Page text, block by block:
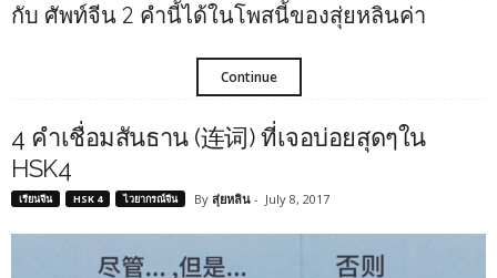
กับ ศัพท์จีน 2 คำนี้ได้ในโพสนี้ของสุ่ยหลินค่า
Continue
4 คำเชื่อมสันธาน (连词) ที่เจอบ่อยสุดๆใน
HSK4
เรียนจีน HSK 4 ไวยากรณ์จีน By สุ่ยหลิน - July 8, 2017